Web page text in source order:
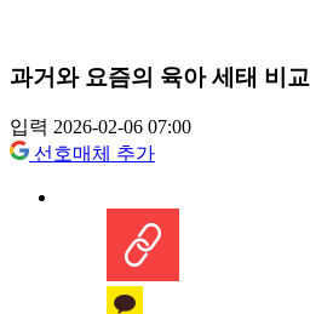
과거와 요즘의 육아 세태 비교
입력 2026-02-06 07:00
선호매체 추가